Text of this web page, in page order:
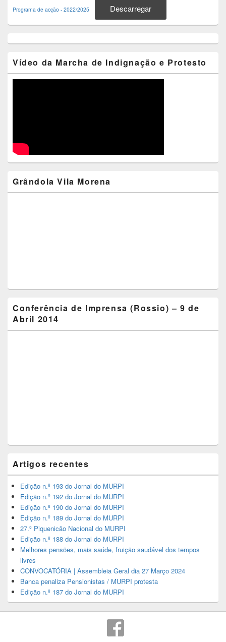
Sidebar
Widget
Area
Programa de acção - 2022/2025 Descarregar
Vídeo da Marcha de Indignação e Protesto
Grândola Vila Morena
Conferência de Imprensa (Rossio) – 9 de
Abril 2014
Artigos recentes
Edição n.º 193 do Jornal do MURPI
Edição n.º 192 do Jornal do MURPI
Edição n.º 190 do Jornal do MURPI
Edição n.º 189 do Jornal do MURPI
27.º Piquenicão Nacional do MURPI
Edição n.º 188 do Jornal do MURPI
Melhores pensões, mais saúde, fruição saudável dos tempos
livres
CONVOCATÓRIA | Assembleia Geral dia 27 Março 2024
Banca penaliza Pensionistas / MURPI protesta
Edição n.º 187 do Jornal do MURPI